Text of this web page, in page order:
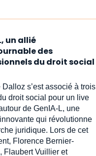
un allié
des
du droit social
Dalloz s’est associé à trois
droit social pour un live
de GenIA‑L, une
qui révolutionne
juridique. Lors de cet
Florence Bernier-
Flaubert Vuillier et